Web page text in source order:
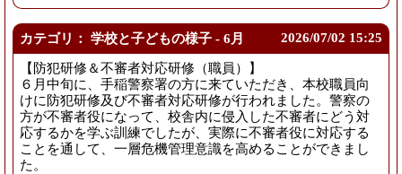
カテゴリ： 学校と子どもの様子 - 6月 2026/07/02 15:25
【防犯研修＆不審者対応研修（職員）】
６月中旬に、手稲警察署の方に来ていただき、本校職員向
けに防犯研修及び不審者対応研修が行われました。警察の
方が不審者役になって、校舎内に侵入した不審者にどう対
応するかを学ぶ訓練でしたが、実際に不審者役に対応する
ことを通して、一層危機管理意識を高めることができまし
た。